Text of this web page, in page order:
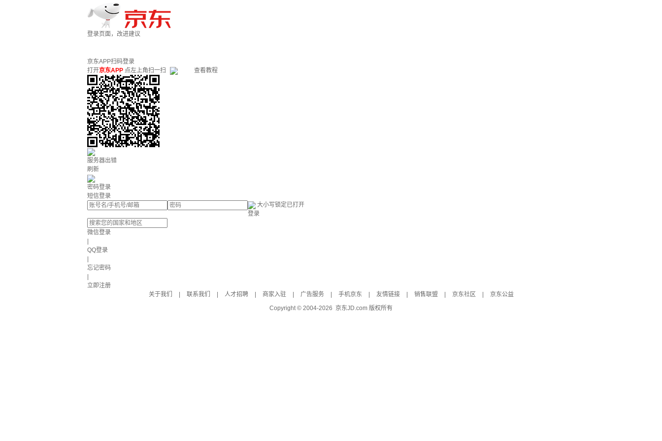
登录页面，改进建议
京东APP扫码登录
打开京东APP 点左上角扫一扫 查看教程
服务器出错
刷新
密码登录
短信登录
大小写锁定已打开
登录
微信登录
QQ登录
忘记密码
立即注册
关于我们
联系我们 人才招聘 商家入驻 广告服务 手机京东 友情链接 销售联盟 京东社区
京东公益
Copyright © 2004-2026 京东JD.com 版权所有